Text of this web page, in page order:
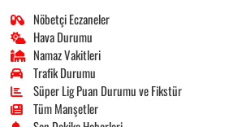
Nöbetçi Eczaneler
Hava Durumu
Namaz Vakitleri
Trafik Durumu
Süper Lig Puan Durumu ve Fikstür
Tüm Manşetler